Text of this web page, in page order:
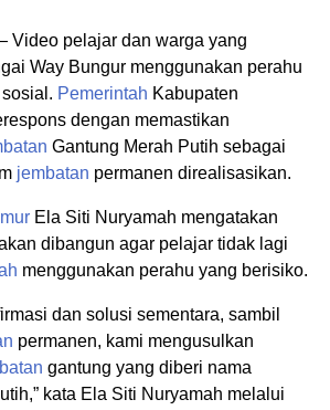
Video pelajar dan warga yang
Way Bungur menggunakan perahu
sosial. Pemerintah Kabupaten
dengan memastikan
Gantung Merah Putih sebagai
jembatan permanen direalisasikan.
Ela Siti Nuryamah mengatakan
dibangun agar pelajar tidak lagi
menggunakan perahu yang berisiko.
dan solusi sementara, sambil
permanen, kami mengusulkan
gantung yang diberi nama
kata Ela Siti Nuryamah melalui